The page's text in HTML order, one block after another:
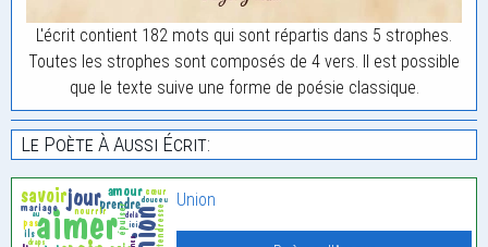
L'écrit contient 182 mots qui sont répartis dans 5 strophes.
Toutes les strophes sont composés de 4 vers. Il est possible
que le texte suive une forme de poésie classique.
Le Poète À Aussi Écrit:
Union